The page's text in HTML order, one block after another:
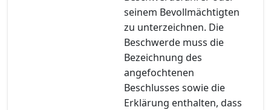
seinem Bevollmächtigten
zu unterzeichnen. Die
Beschwerde muss die
Bezeichnung des
angefochtenen
Beschlusses sowie die
Erklärung enthalten, dass